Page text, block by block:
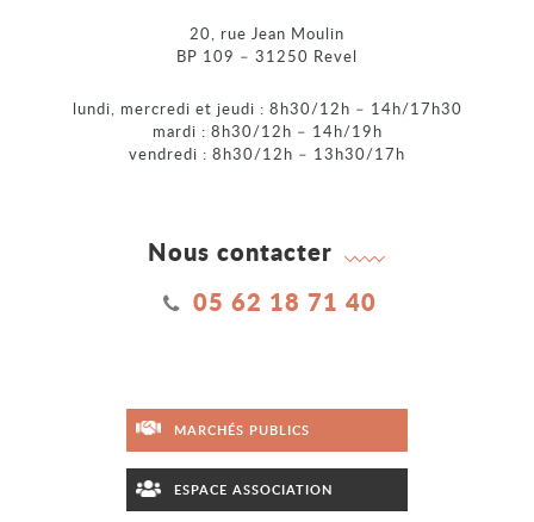
20, rue Jean Moulin
BP 109 – 31250 Revel
lundi, mercredi et jeudi : 8h30/12h – 14h/17h30
mardi : 8h30/12h – 14h/19h
vendredi : 8h30/12h – 13h30/17h
Nous contacter
05 62 18 71 40
MARCHÉS PUBLICS
ESPACE ASSOCIATION